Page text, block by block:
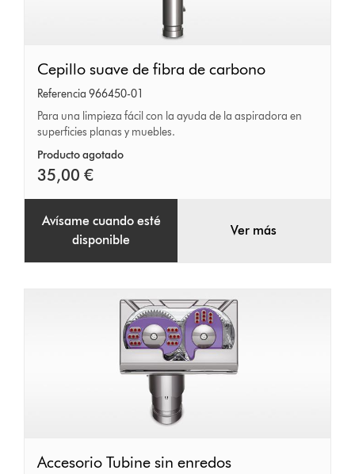
Cepillo
suave
de
fibra
de
carbono
Cepillo suave de fibra de carbono
Referencia 966450-01
Para una limpieza fácil con la ayuda de la aspiradora en
superficies planas y muebles.
Producto agotado
35,00 €
Avísame cuando esté
disponible
Ver más
Accesorio
Accesorio Tubine sin enredos